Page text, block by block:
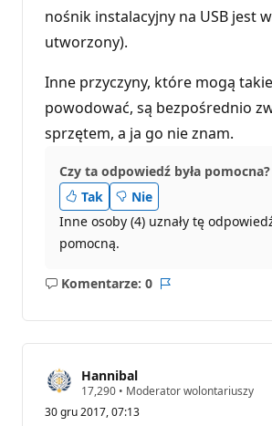
j
nośnik instalacyjny na USB jest
utworzony).
Inne przyczyny, które mogą
powodować, są bezpośrednio
sprzętem, a ja go nie znam.
Czy ta odpowiedź była pomocna?
Tak
Nie
Inne osoby (4) uznały tę
pomocną.
Komentarze: 0
Brak
Hannibal
17,290 P
n
• Moderator wolontariuszy
30 gru 2017, 07:13